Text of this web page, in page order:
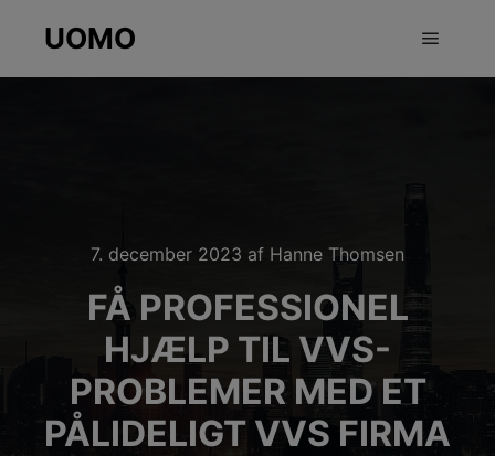
UOMO
7. december 2023 af Hanne Thomsen
FÅ PROFESSIONEL
HJÆLP TIL VVS-
PROBLEMER MED ET
PÅLIDELIGT VVS FIRMA